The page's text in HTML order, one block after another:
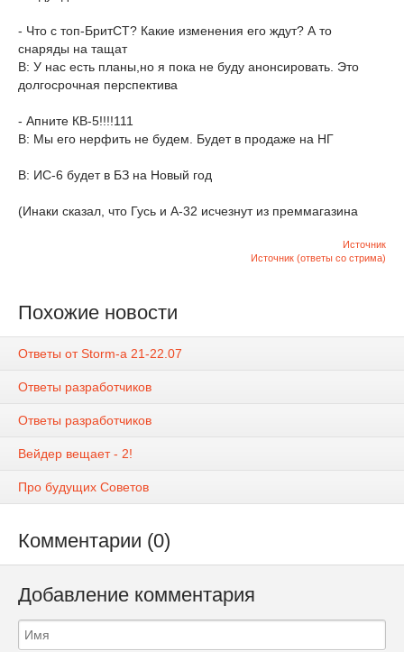
- Что с топ-БритСТ? Какие изменения его ждут? А то
снаряды на тащат
В: У нас есть планы,но я пока не буду анонсировать. Это
долгосрочная перспектива
- Апните КВ-5!!!!111
В: Мы его нерфить не будем. Будет в продаже на НГ
В: ИС-6 будет в БЗ на Новый год
(Инаки сказал, что Гусь и А-32 исчезнут из преммагазина
Источник
Источник (ответы со стрима)
Похожие новости
Ответы от Storm-a 21-22.07
Ответы разработчиков
Ответы разработчиков
Вейдер вещает - 2!
Про будущих Советов
Комментарии (0)
Добавление комментария